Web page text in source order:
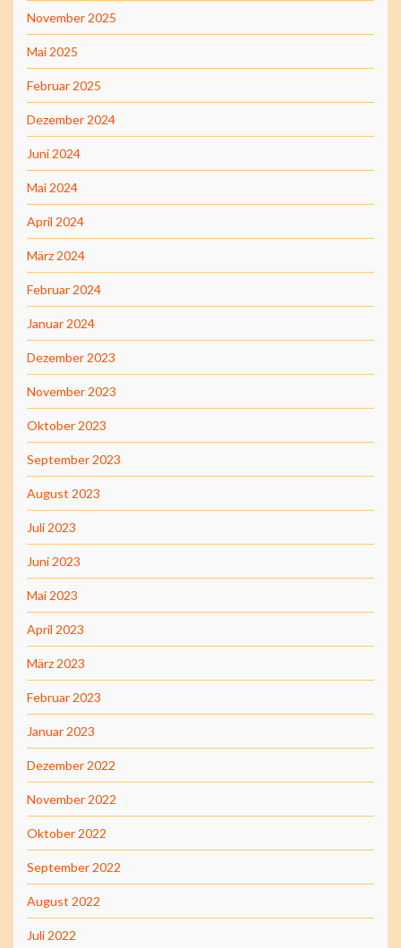
November 2025
Mai 2025
Februar 2025
Dezember 2024
Juni 2024
Mai 2024
April 2024
März 2024
Februar 2024
Januar 2024
Dezember 2023
November 2023
Oktober 2023
September 2023
August 2023
Juli 2023
Juni 2023
Mai 2023
April 2023
März 2023
Februar 2023
Januar 2023
Dezember 2022
November 2022
Oktober 2022
September 2022
August 2022
Juli 2022